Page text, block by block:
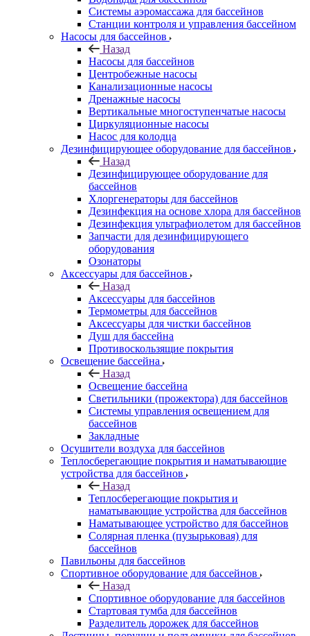
Системы аэромассажа для бассейнов
Станции контроля и управления бассейном
Насосы для бассейнов
Назад
Насосы для бассейнов
Центробежные насосы
Канализационные насосы
Дренажные насосы
Вертикальные многоступенчатые насосы
Циркуляционные насосы
Насос для колодца
Дезинфицирующее оборудование для бассейнов
Назад
Дезинфицирующее оборудование для
бассейнов
Хлоргенераторы для бассейнов
Дезинфекция на основе хлора для бассейнов
Дезинфекция ультрафиолетом для бассейнов
Запчасти для дезинфицирующего
оборудования
Озонаторы
Аксессуары для бассейнов
Назад
Аксессуары для бассейнов
Термометры для бассейнов
Аксессуары для чистки бассейнов
Душ для бассейна
Противоскользящие покрытия
Освещение бассейна
Назад
Освещение бассейна
Светильники (прожектора) для бассейнов
Системы управления освещением для
бассейнов
Закладные
Осушители воздуха для бассейнов
Теплосберегающие покрытия и наматывающие
устройства для бассейнов
Назад
Теплосберегающие покрытия и
наматывающие устройства для бассейнов
Наматывающее устройство для бассейнов
Солярная пленка (пузырьковая) для
бассейнов
Павильоны для бассейнов
Спортивное оборудование для бассейнов
Назад
Спортивное оборудование для бассейнов
Стартовая тумба для бассейнов
Разделитель дорожек для бассейнов